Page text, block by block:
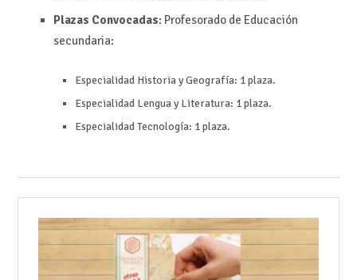
Plazas Convocadas: Profesorado de Educación
secundaria:
Especialidad Historia y Geografía: 1 plaza.
Especialidad Lengua y Literatura: 1 plaza.
Especialidad Tecnología: 1 plaza.